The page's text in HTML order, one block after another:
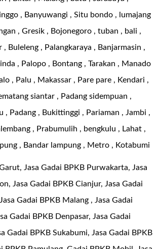
, Banyuwangi , Situ bondo , lumajang
, Gresik , Bojonegoro , tuban , bali ,
, Buleleng , Palangkaraya , Banjarmasin ,
, Palopo , Bontang , Tarakan , Manado
, Palu , Makassar , Pare pare , Kendari ,
siantar , Padang sidempuan ,
, Padang , Bukittinggi , Pariaman , Jambi ,
, Prabumulih , bengkulu , Lahat ,
, Bandar lampung , Metro , Kotabumi
Jasa Gadai BPKB Purwakarta, Jasa
Jasa Gadai BPKB Cianjur, Jasa Gadai
Gadai BPKB Malang , Jasa Gadai
Gadai BPKB Denpasar, Jasa Gadai
Gadai BPKB Sukabumi, Jasa Gadai BPKB